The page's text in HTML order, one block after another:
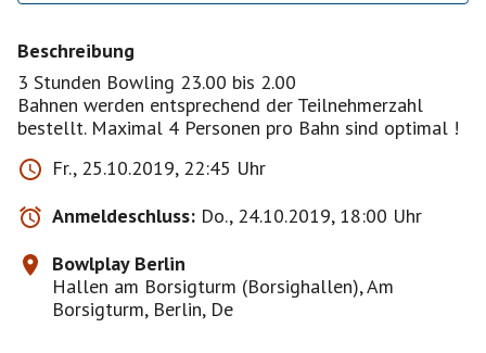
Beschreibung
3 Stunden Bowling 23.00 bis 2.00
Bahnen werden entsprechend der Teilnehmerzahl
bestellt. Maximal 4 Personen pro Bahn sind optimal !
Fr., 25.10.2019, 22:45 Uhr
Anmeldeschluss: Do., 24.10.2019, 18:00 Uhr
Bowlplay Berlin
Hallen am Borsigturm (Borsighallen), Am
Borsigturm, Berlin, De